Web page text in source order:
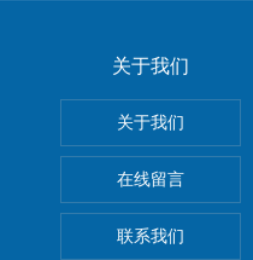
关于我们
关于我们
在线留言
联系我们